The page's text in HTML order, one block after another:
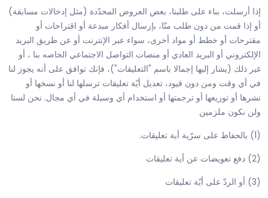
إذا أرسلت، بناء على طلبنا، بعض العروض المحدّدة (مثل إدخالات مسابقة)
أو إذا قمت من دون طلب منّا، بإرسال أفكار مبدعة أو اقتراحات أو
مقترحات أو خطط أو مواد أخرى، سواء عبر الإنترنت أو عن طريق البريد
الإلكتروني أو البريد العادي أو منصات التواصل الاجتماعي الخاصه بنا ، أو
غير ذلك (يشار إليها إجمالا باسم "التعليقات")، فإنك توافق على أنه يجوز لنا
في أي وقت ومن دون قيود، تعديل أيّة تعليقات ترسلها لنا أو نسخها أو
نشرها أو توزيعها أو ترجمتها أو استخدام أي وسيلة في أي مجال. نحن لسنا
ولن نكون ملزمين
(1) بالحفاظ على سرّية أية تعليقات.
(2) دفع تعويضات عن أية تعليقات
(3) أو الردّ على أيّة تعليقات